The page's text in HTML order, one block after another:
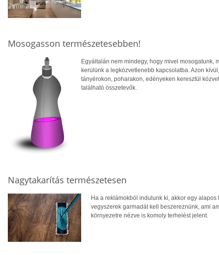
Mosogasson természetesebben!
Egyáltalán nem mindegy, hogy mivel mosogatunk,
kerülünk a legközvetlenebb kapcsolatba. Azon
tányérokon, poharakon, edényeken keresztül
található összetevők.
Nagytakarítás természetesen
Ha a reklámokból indulunk ki, akkor egy
vegyszerek garmadát kell beszereznünk, ami
környezetre nézve is komoly terhelést jelent.